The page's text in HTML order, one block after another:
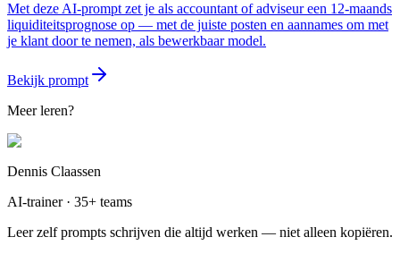
Met deze AI-prompt zet je als accountant of adviseur een 12-maands
liquiditeitsprognose op — met de juiste posten en aannames om met
je klant door te nemen, als bewerkbaar model.
Bekijk prompt
Meer leren?
Dennis Claassen
AI-trainer · 35+ teams
Leer zelf prompts schrijven die altijd werken — niet alleen kopiëren.